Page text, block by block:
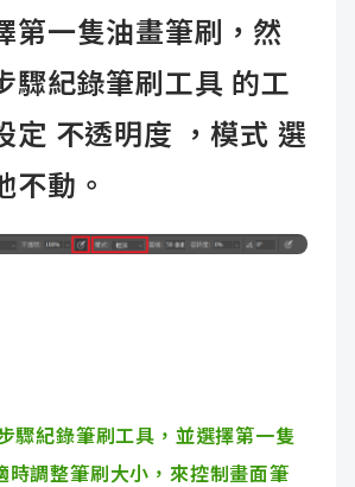
第一隻油畫筆刷，然
驟紀錄筆刷工具 的工
定 不透明度 ，模式 選
不動。
驟紀錄筆刷工具，並選擇第一隻
時調整筆刷大小，來控制畫面筆